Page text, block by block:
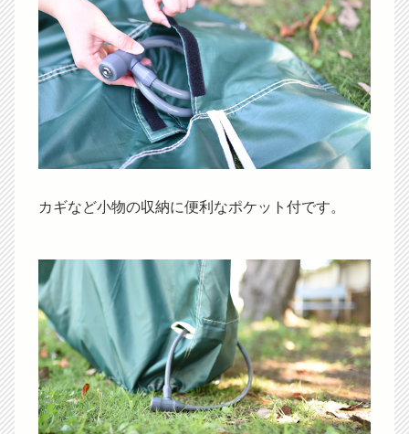
カギなど小物の収納に便利なポケット付です。